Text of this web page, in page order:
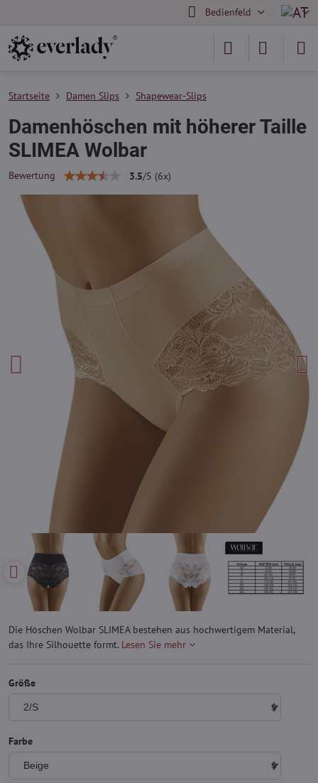
Bedienfeld
Startseite Damen Slips Shapewear-Slips
Damenhöschen mit höherer Taille
SLIMEA Wolbar
Bewertung 3.5/5 (6x)
Die Höschen Wolbar SLIMEA bestehen aus hochwertigem Material,
das Ihre Silhouette formt. Lesen Sie mehr
Größe
Farbe